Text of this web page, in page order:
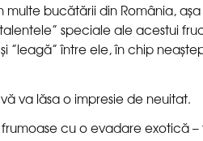
bucătării din România,
speciale ale acestui
”leagă” între ele, în chip